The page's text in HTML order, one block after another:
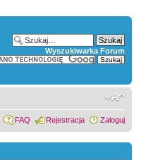
Wyszukiwarka Forum
FAQ Rejestracja Zaloguj